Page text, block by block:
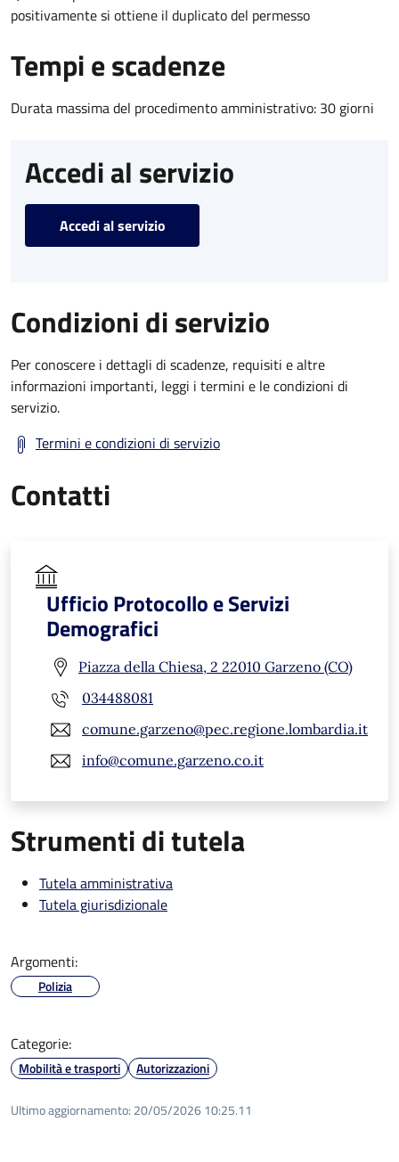
positivamente si ottiene il duplicato del permesso
Tempi e scadenze
Durata massima del procedimento amministrativo: 30 giorni
Accedi al servizio
Accedi al servizio
Condizioni di servizio
Per conoscere i dettagli di scadenze, requisiti e altre
informazioni importanti, leggi i termini e le condizioni di
servizio.
Termini e condizioni di servizio
Contatti
Ufficio Protocollo e Servizi
Demografici
Piazza della Chiesa, 2 22010 Garzeno (CO)
034488081
comune.garzeno@pec.regione.lombardia.it
info@comune.garzeno.co.it
Strumenti di tutela
Tutela amministrativa
Tutela giurisdizionale
Argomenti:
Polizia
Categorie:
Mobilità e trasporti Autorizzazioni
Ultimo aggiornamento: 20/05/2026 10:25.11